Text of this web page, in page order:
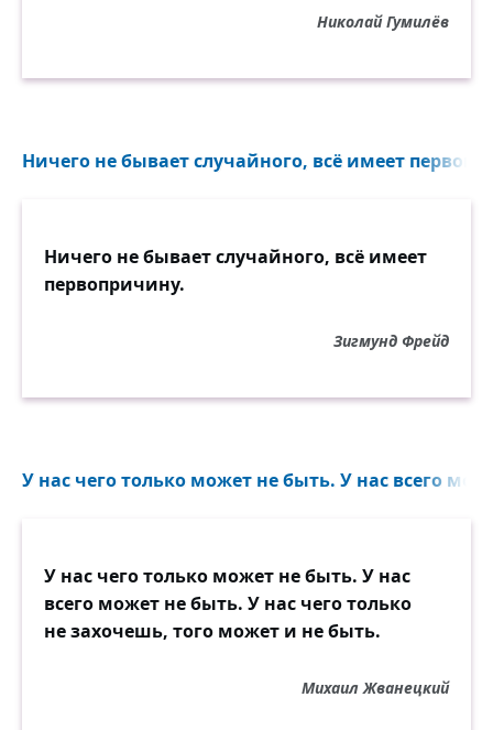
Николай Гумилёв
Ничего не бывает случайного, всё имеет
Ничего не бывает случайного, всё имеет
первопричину.
Зигмунд Фрейд
У нас чего только может не быть. У нас всего
У нас чего только может не быть. У нас
всего может не быть. У нас чего только
не захочешь, того может и не быть.
Михаил Жванецкий